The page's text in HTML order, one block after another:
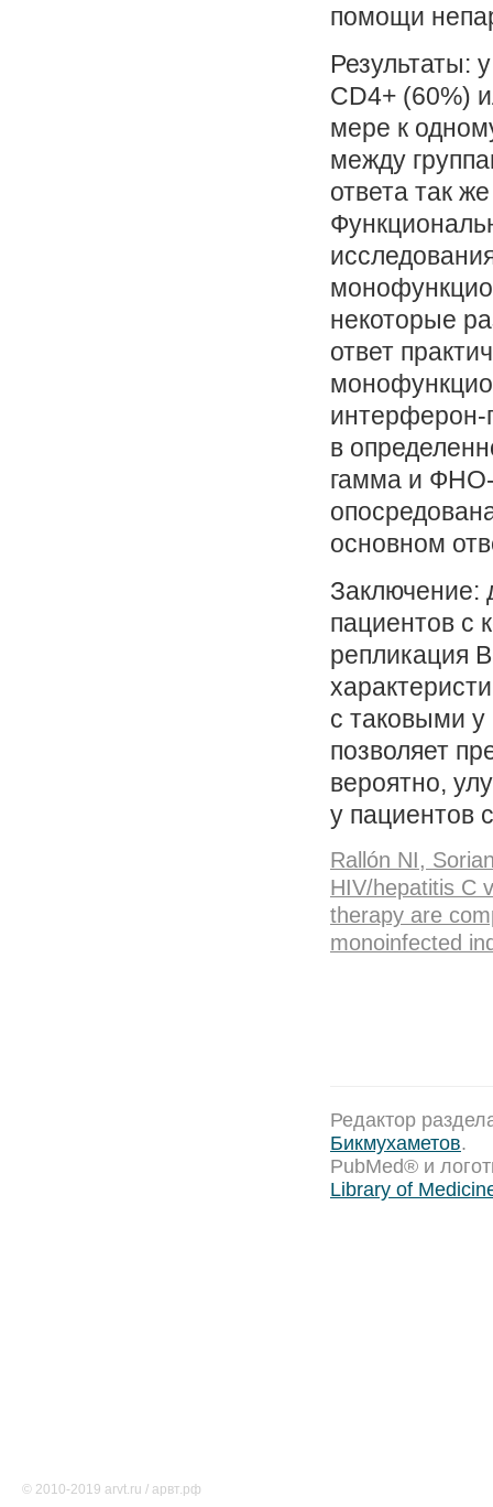
помощи
Результаты:
CD4+ (60%)
мере к
между
ответа так
некоторые
ответ
интерферон-
в
гамма и ФНО-
основном
Заключение:
пациентов с
репликация
с таковыми
позволяет
вероятно,
у пациентов
Rallón NI,
HIV/hepatitis C
therapy are
monoinfected
Редактор
Бикмухаметов.
PubMed® и
Library of
© 2010-2019 arvt.ru / арвт.рф